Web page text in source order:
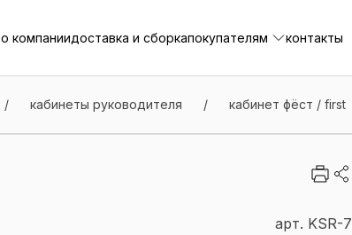
о компаниидоставка и сборкапокупателям
контакты
/ кабинеты руководителя / кабинет фёст / first
арт. KSR-7